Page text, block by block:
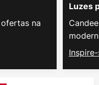
na
Luzes